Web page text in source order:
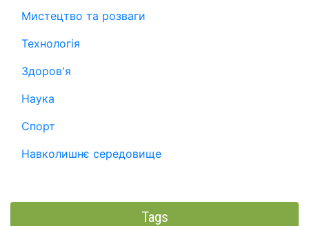
Мистецтво та розваги
Технологія
Здоров'я
Наука
Спорт
Навколишнє середовище
Tags